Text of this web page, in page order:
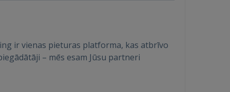
ir vienas pieturas platforma, kas atbrīvo
– mēs esam Jūsu partneri